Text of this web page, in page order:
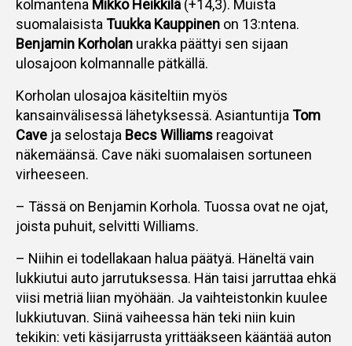
kolmantena Mikko Heikkilä (+14,3). Muista
suomalaisista Tuukka Kauppinen on 13:ntena.
Benjamin Korholan urakka päättyi sen sijaan
ulosajoon kolmannalle pätkällä.
Korholan ulosajoa käsiteltiin myös
kansainvälisessä lähetyksessä. Asiantuntija Tom
Cave ja selostaja Becs Williams reagoivat
näkemäänsä. Cave näki suomalaisen sortuneen
virheeseen.
– Tässä on Benjamin Korhola. Tuossa ovat ne ojat,
joista puhuit, selvitti Williams.
– Niihin ei todellakaan halua päätyä. Häneltä vain
lukkiutui auto jarrutuksessa. Hän taisi jarruttaa ehkä
viisi metriä liian myöhään. Ja vaihteistonkin kuulee
lukkiutuvan. Siinä vaiheessa hän teki niin kuin
tekikin: veti käsijarrusta yrittääkseen kääntää auton